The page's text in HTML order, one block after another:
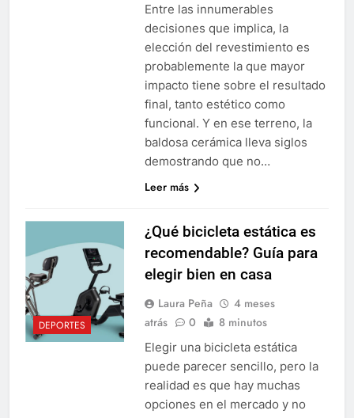
Entre las innumerables
decisiones que implica, la
elección del revestimiento es
probablemente la que mayor
impacto tiene sobre el resultado
final, tanto estético como
funcional. Y en ese terreno, la
baldosa cerámica lleva siglos
demostrando que no…
Leer más
DEPORTES
¿Qué bicicleta estática es
recomendable? Guía para
elegir bien en casa
Laura Peña
4 meses
atrás
0 8 minutos
Elegir una bicicleta estática
puede parecer sencillo, pero la
realidad es que hay muchas
opciones en el mercado y no